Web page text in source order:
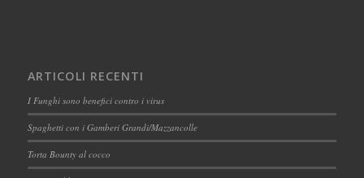
ARTICOLI RECENTI
I Funghi sono benefici contro i virus
Spaghetti con i Gamberi Grandi/Mazzancolle
Torta Bounty al cocco